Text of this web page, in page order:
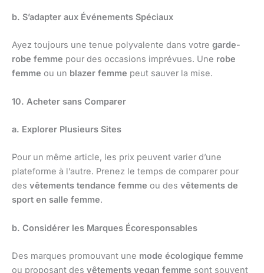
b. S’adapter aux Événements Spéciaux
Ayez toujours une tenue polyvalente dans votre garde-
robe femme pour des occasions imprévues. Une robe
femme ou un blazer femme peut sauver la mise.
10. Acheter sans Comparer
a. Explorer Plusieurs Sites
Pour un même article, les prix peuvent varier d’une
plateforme à l’autre. Prenez le temps de comparer pour
des vêtements tendance femme ou des vêtements de
sport en salle femme.
b. Considérer les Marques Écoresponsables
Des marques promouvant une mode écologique femme
ou proposant des vêtements vegan femme sont souvent